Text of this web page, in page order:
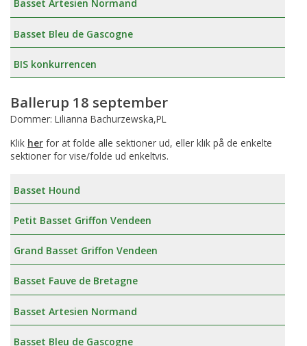
Basset Artesien Normand
Basset Bleu de Gascogne
BIS konkurrencen
Ballerup 18 september
Dommer: Lilianna Bachurzewska,PL
Klik her for at folde alle sektioner ud, eller klik på de enkelte
sektioner for vise/folde ud enkeltvis.
Basset Hound
Petit Basset Griffon Vendeen
Grand Basset Griffon Vendeen
Basset Fauve de Bretagne
Basset Artesien Normand
Basset Bleu de Gascogne